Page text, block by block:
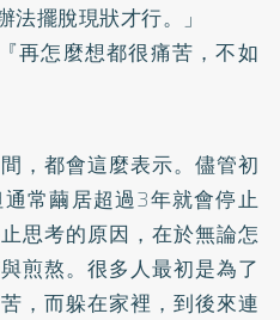
法擺脫現狀才行。」
再怎麼想都很痛苦，不如
，都會這麼表示。儘管初
常繭居超過3年就會停止
思考的原因，在於無論怎
煎熬。很多人最初是為了
，而躲在家裡，到後來連